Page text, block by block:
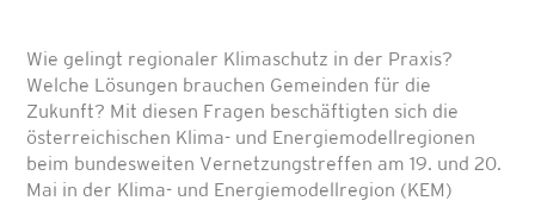
Wie gelingt regionaler Klimaschutz in der Praxis?
Welche Lösungen brauchen Gemeinden für die
Zukunft? Mit diesen Fragen beschäftigten sich die
österreichischen Klima- und Energiemodellregionen
beim bundesweiten Vernetzungstreffen am 19. und 20.
Mai in der Klima- und Energiemodellregion (KEM)